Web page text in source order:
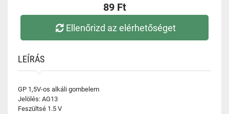
89 Ft
Ellenőrizd az elérhetőséget
LEÍRÁS
GP 1,5V-os alkáli gombelem
Jelölés: AG13
Feszültsé 1.5 V